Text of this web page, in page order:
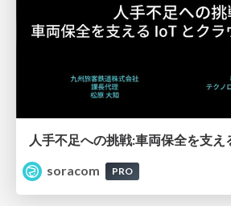
soracom
PRO